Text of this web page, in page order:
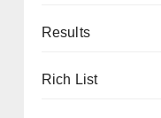
Results
Rich List